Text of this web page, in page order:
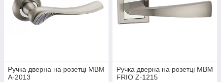
Ручка дверна на розетці МВМ
A-2013
Ручка дверна на розетці МВМ
FRIO Z-1215